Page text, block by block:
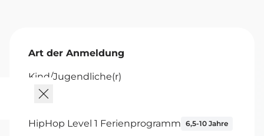
Art der Anmeldung
Kind/Jugendliche(r)
Kurs
HipHop Level 1 Ferienprogramm 6,5-10 Jahre